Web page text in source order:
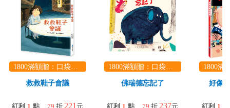
1800滿額贈：口袋玩具一份（隨機出貨） (summer read)
救救鞋子會議
紅利 1 點 79 折 221 元
1800滿額贈：口袋玩具一份（隨機出貨） (summer read)
佛瑞德忘記了
紅利 1 點 79 折 237元
好像
紅利 1